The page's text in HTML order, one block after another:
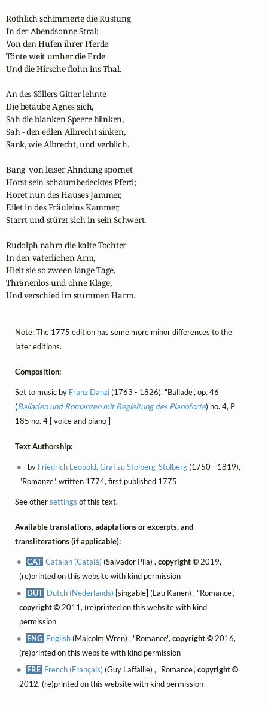
Röthlich schimmerte die Rüstung
In der Abendsonne Stral;
Von den Hufen ihrer Pferde
Tönte weit umher die Erde
Und die Hirsche flohn ins Thal.
An des Söllers Gitter lehnte
Die betäube Agnes sich,
Sah die blanken Speere blinken,
Sah - den edlen Albrecht sinken,
Sank, wie Albrecht, und verblich.
Bang' von leiser Ahndung spornet
Horst sein schaumbedecktes Pferd;
Höret nun des Hauses Jammer,
Eilet in des Fräuleins Kammer,
Starrt und stürzt sich in sein Schwert.
Rudolph nahm die kalte Tochter
In den väterlichen Arm,
Hielt sie so zween lange Tage,
Thränenlos und ohne Klage,
Und verschied im stummen Harm.
Note: The 1775 edition has some more minor differences to the
later editions.
Composition:
Set to music by Franz Danzi(1763 - 1826), "Ballade", op. 46
(Balladen und Romanzen mit Begleitung des Pianoforte) no. 4, P
185 no. 4 [ voice and piano ]
Text Authorship:
by Friedrich Leopold, Graf zu Stolberg-Stolberg(1750 - 1819),
"Romanze", written 1774, first published 1775
See othersettings of this text.
Available translations, adaptations or excerpts, and
transliterations (if applicable):
CAT Catalan (Català) (Salvador Pila) ,copyright © 2019,
(re)printed on this website with kind permission
DUT Dutch (Nederlands) [singable] (Lau Kanen) , "Romance",
copyright ©2011, (re)printed on this website with kind
permission
ENG English(Malcolm Wren) , "Romance",copyright © 2016,
(re)printed on this website with kind permission
FRE French (Français) (Guy Laffaille) , "Romance",copyright ©
2012, (re)printed on this website with kind permission